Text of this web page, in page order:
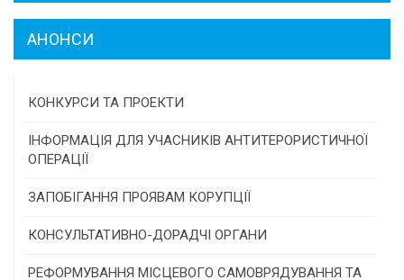
АНОНСИ
КОНКУРСИ ТА ПРОЕКТИ
Конкурс проектів та програм місцевого
самоврядування
Конкурс інститутів громадянського суспільства
Програми/конкурси МТД
ІНФОРМАЦІЯ ДЛЯ УЧАСНИКІВ АНТИТЕРОРИСТИЧНОЇ
ОПЕРАЦІЇ
ЗАПОБІГАННЯ ПРОЯВАМ КОРУПЦІЇ
КОНСУЛЬТАТИВНО-ДОРАДЧІ ОРГАНИ
Консультативна рада
РЕФОРМУВАННЯ МІСЦЕВОГО САМОВРЯДУВАННЯ ТА